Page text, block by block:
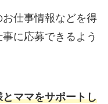
仕事情報などを得
に応募できるよう
ママをサポートし